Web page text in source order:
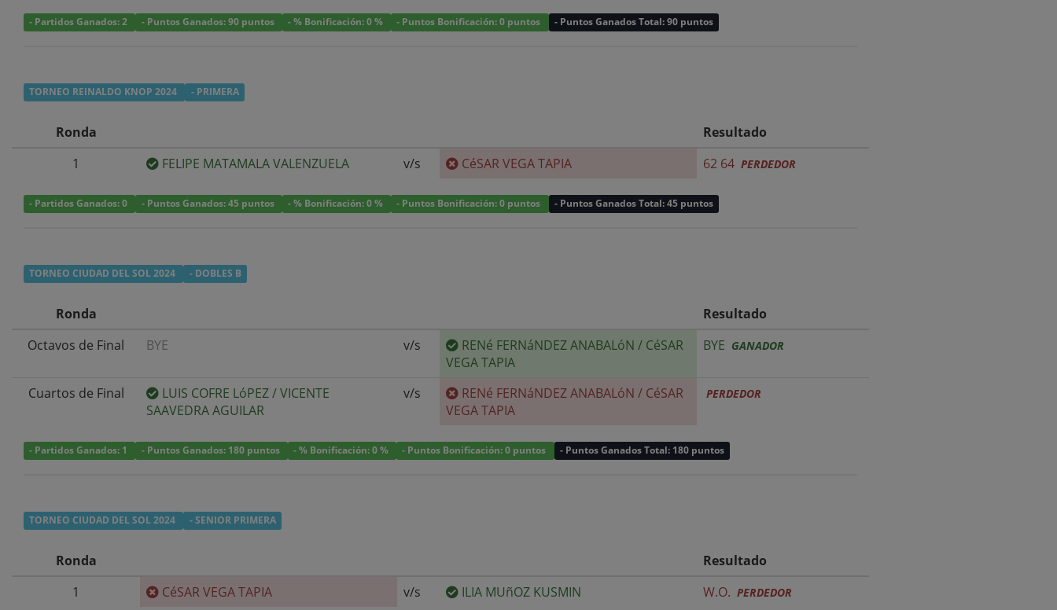
- Partidos Ganados: 2 - Puntos Ganados: 90 puntos - % Bonificación: 0 % - Puntos Bonificación: 0 puntos - Puntos Ganados Total: 90 puntos
TORNEO REINALDO KNOP 2024 - PRIMERA
Ronda
Resultado
1
FELIPE MATAMALA VALENZUELA v/s CéSAR VEGA TAPIA 62 64 PERDEDOR
- Partidos Ganados: 0 - Puntos Ganados: 45 puntos - % Bonificación: 0 % - Puntos Bonificación: 0 puntos - Puntos Ganados Total: 45 puntos
TORNEO CIUDAD DEL SOL 2024 - DOBLES B
Ronda
Resultado
Octavos de Final
BYE v/s RENé FERNáNDEZ ANABALóN / CéSAR
VEGA TAPIA
BYE GANADOR
Cuartos de Final LUIS COFRE LóPEZ/VICENTE
SAAVEDRA AGUILAR
v/s RENé FERNáNDEZ ANABALóN / CéSAR
VEGA TAPIA
PERDEDOR
- Partidos Ganados: 1 - Puntos Ganados: 180 puntos - % Bonificación: 0 % - Puntos Bonificación: 0 puntos - Puntos Ganados Total: 180 puntos
TORNEO CIUDAD DEL SOL 2024 - SENIOR PRIMERA
Ronda
Resultado
1
CéSAR VEGA TAPIA v/s ILIA MUñOZ KUSMIN W.O. PERDEDOR